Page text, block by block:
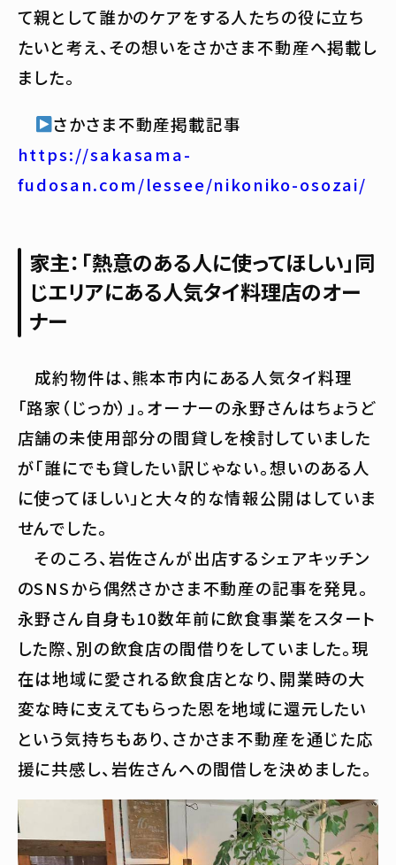
て親として誰かのケアをする人たちの役に立ち
たいと考え、その想いをさかさま不動産へ掲載し
ました。
さかさま不動産掲載記事
https://sakasama-
fudosan.com/lessee/nikoniko-osozai/
家主：「熱意のある人に使ってほしい」同
じエリアにある人気タイ料理店のオー
ナー
成約物件は、熊本市内にある人気タイ料理
「路家（じっか）」。オーナーの永野さんはちょうど
店舗の未使用部分の間貸しを検討していました
が「誰にでも貸したい訳じゃない。想いのある人
に使ってほしい」と大々的な情報公開はしていま
せんでした。
そのころ、岩佐さんが出店するシェアキッチン
のSNSから偶然さかさま不動産の記事を発見。
永野さん自身も10数年前に飲食事業をスタート
した際、別の飲食店の間借りをしていました。現
在は地域に愛される飲食店となり、開業時の大
変な時に支えてもらった恩を地域に還元したい
という気持ちもあり、さかさま不動産を通じた応
援に共感し、岩佐さんへの間借しを決めました。